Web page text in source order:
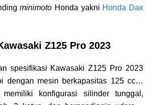
minimoto Honda yakni Honda Dax
Z125 Pro 2023
spesifikasi Kawasaki Z125 Pro 2023
dengan mesin berkapasitas 125 cc…
memiliki konfigurasi silinder tunggal,